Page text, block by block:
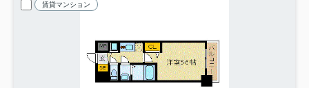
賃貸マンション